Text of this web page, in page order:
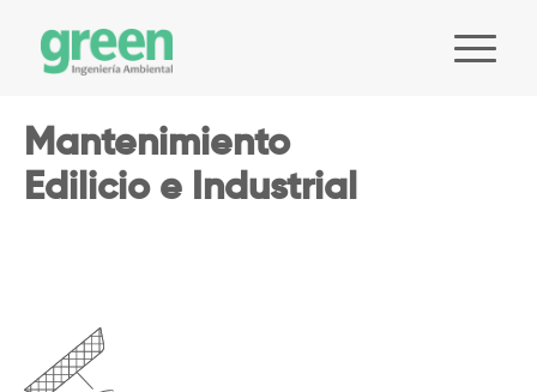
Mantenimiento
Edilicio e Industrial